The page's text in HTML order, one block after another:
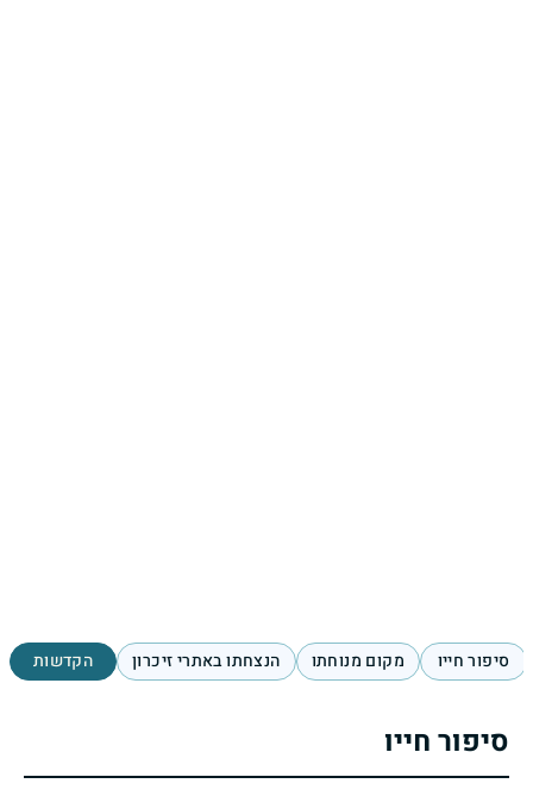
סיפור חייו מקום מנוחתו הנצחתו באתרי זיכרון הקדשות
סיפור חייו